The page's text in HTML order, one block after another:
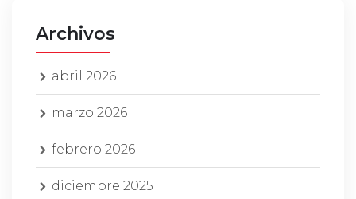
Archivos
abril 2026
marzo 2026
febrero 2026
diciembre 2025